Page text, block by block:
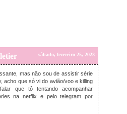
sábado, fevereiro 25, 2023
mas não sou de assistir série
acho que só vi do avião/voo e killing
que tô tentando acompanhar
na netflix e pelo telegram por